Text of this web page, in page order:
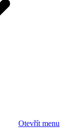
Otevřít menu